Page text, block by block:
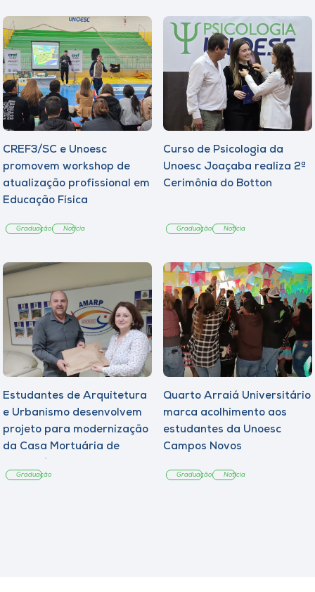
CREF3/SC e Unoesc
promovem workshop de
atualização profissional em
Educação Física
Graduação Notícia
Curso de Psicologia da
Unoesc Joaçaba realiza 2ª
Cerimônia do Botton
Graduação Notícia
Estudantes de Arquitetura
e Urbanismo desenvolvem
projeto para modernização
da Casa Mortuária de
Graduação
Quarto Arraiá Universitário
marca acolhimento aos
estudantes da Unoesc
Campos Novos
Graduação Notícia